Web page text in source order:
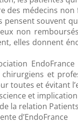
des médecins
pensent souvent
non
elles donnent
chirurgiens et
toutes et évitant
et
la relation
d’EndoFrance